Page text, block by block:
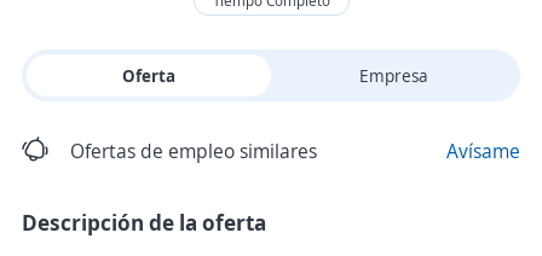
Oferta Empresa
Ofertas de empleo similares Avísame
Descripción de la oferta